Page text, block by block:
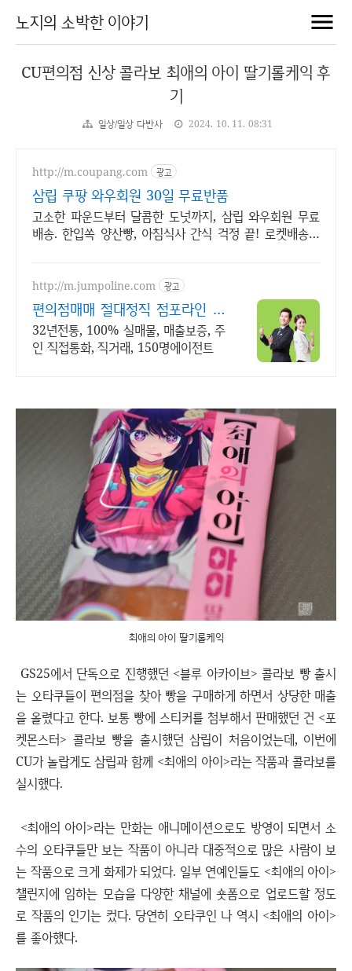
노지의 소박한 이야기
CU편의점 신상 콜라보 최애의 아이 딸기롤케익 후
기
일상/일상 다반사 2024. 10. 11. 08:31
http://m.coupang.com 광고
삼립 쿠팡 와우회원 30일 무료반품
고소한 파운드부터 달콤한 도넛까지, 삼립 와우회원 무료
배송. 한입쏙 양산빵, 아침식사 간식 걱정 끝! 로켓배송으
http://m.jumpoline.com 광고
편의점매매 절대정직 점포라인 빠
른 직거래 & 안전중개거래
32년전통, 100% 실매물, 매출보증, 주
인 직접통화, 직거래, 150명에이전트
최애의 아이 딸기롤케익
GS25에서 단독으로 진행했던 <블루 아카이브> 콜라보 빵 출시
는 오타쿠들이 편의점을 찾아 빵을 구매하게 하면서 상당한 매출
을 올렸다고 한다. 보통 빵에 스티커를 첨부해서 판매했던 건 <포
켓몬스터> 콜라보 빵을 출시했던 삼립이 처음이었는데, 이번에
CU가 놀랍게도 삼립과 함께 <최애의 아이>라는 작품과 콜라보를
실시했다.
<최애의 아이>라는 만화는 애니메이션으로도 방영이 되면서 소
수의 오타쿠들만 보는 작품이 아니라 대중적으로 많은 사람이 보
는 작품으로 크게 화제가 되었다. 일부 연예인들도 <최애의 아이>
챌린지에 임하는 모습을 다양한 채널에 숏폼으로 업로드할 정도
로 작품의 인기는 컸다. 당연히 오타쿠인 나 역시 <최애의 아이>
를 좋아했다.